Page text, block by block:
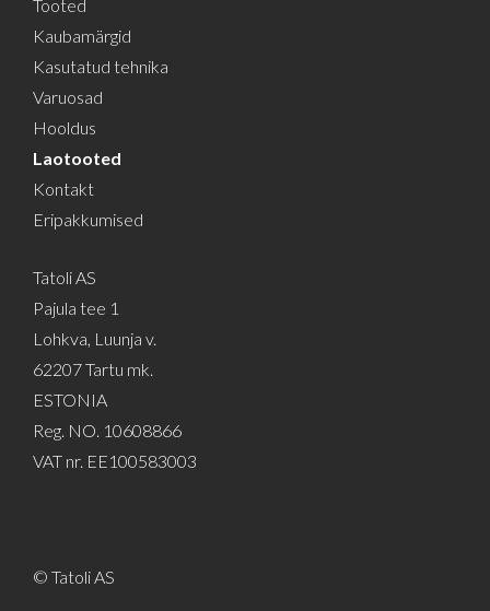
Tooted
Kaubamärgid
Kasutatud tehnika
Varuosad
Hooldus
Laotooted
Kontakt
Eripakkumised
Tatoli AS
Pajula tee 1
Lohkva, Luunja v.
62207 Tartu mk.
ESTONIA
Reg. NO. 10608866
VAT nr. EE100583003
© Tatoli AS